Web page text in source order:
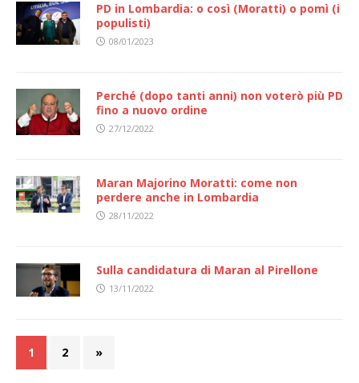
PD in Lombardia: o così (Moratti) o pomì (i
populisti)
08/01/2023
Perché (dopo tanti anni) non voterò più PD
fino a nuovo ordine
27/12/2022
Maran Majorino Moratti: come non
perdere anche in Lombardia
28/11/2022
Sulla candidatura di Maran al Pirellone
13/11/2022
1 2 »